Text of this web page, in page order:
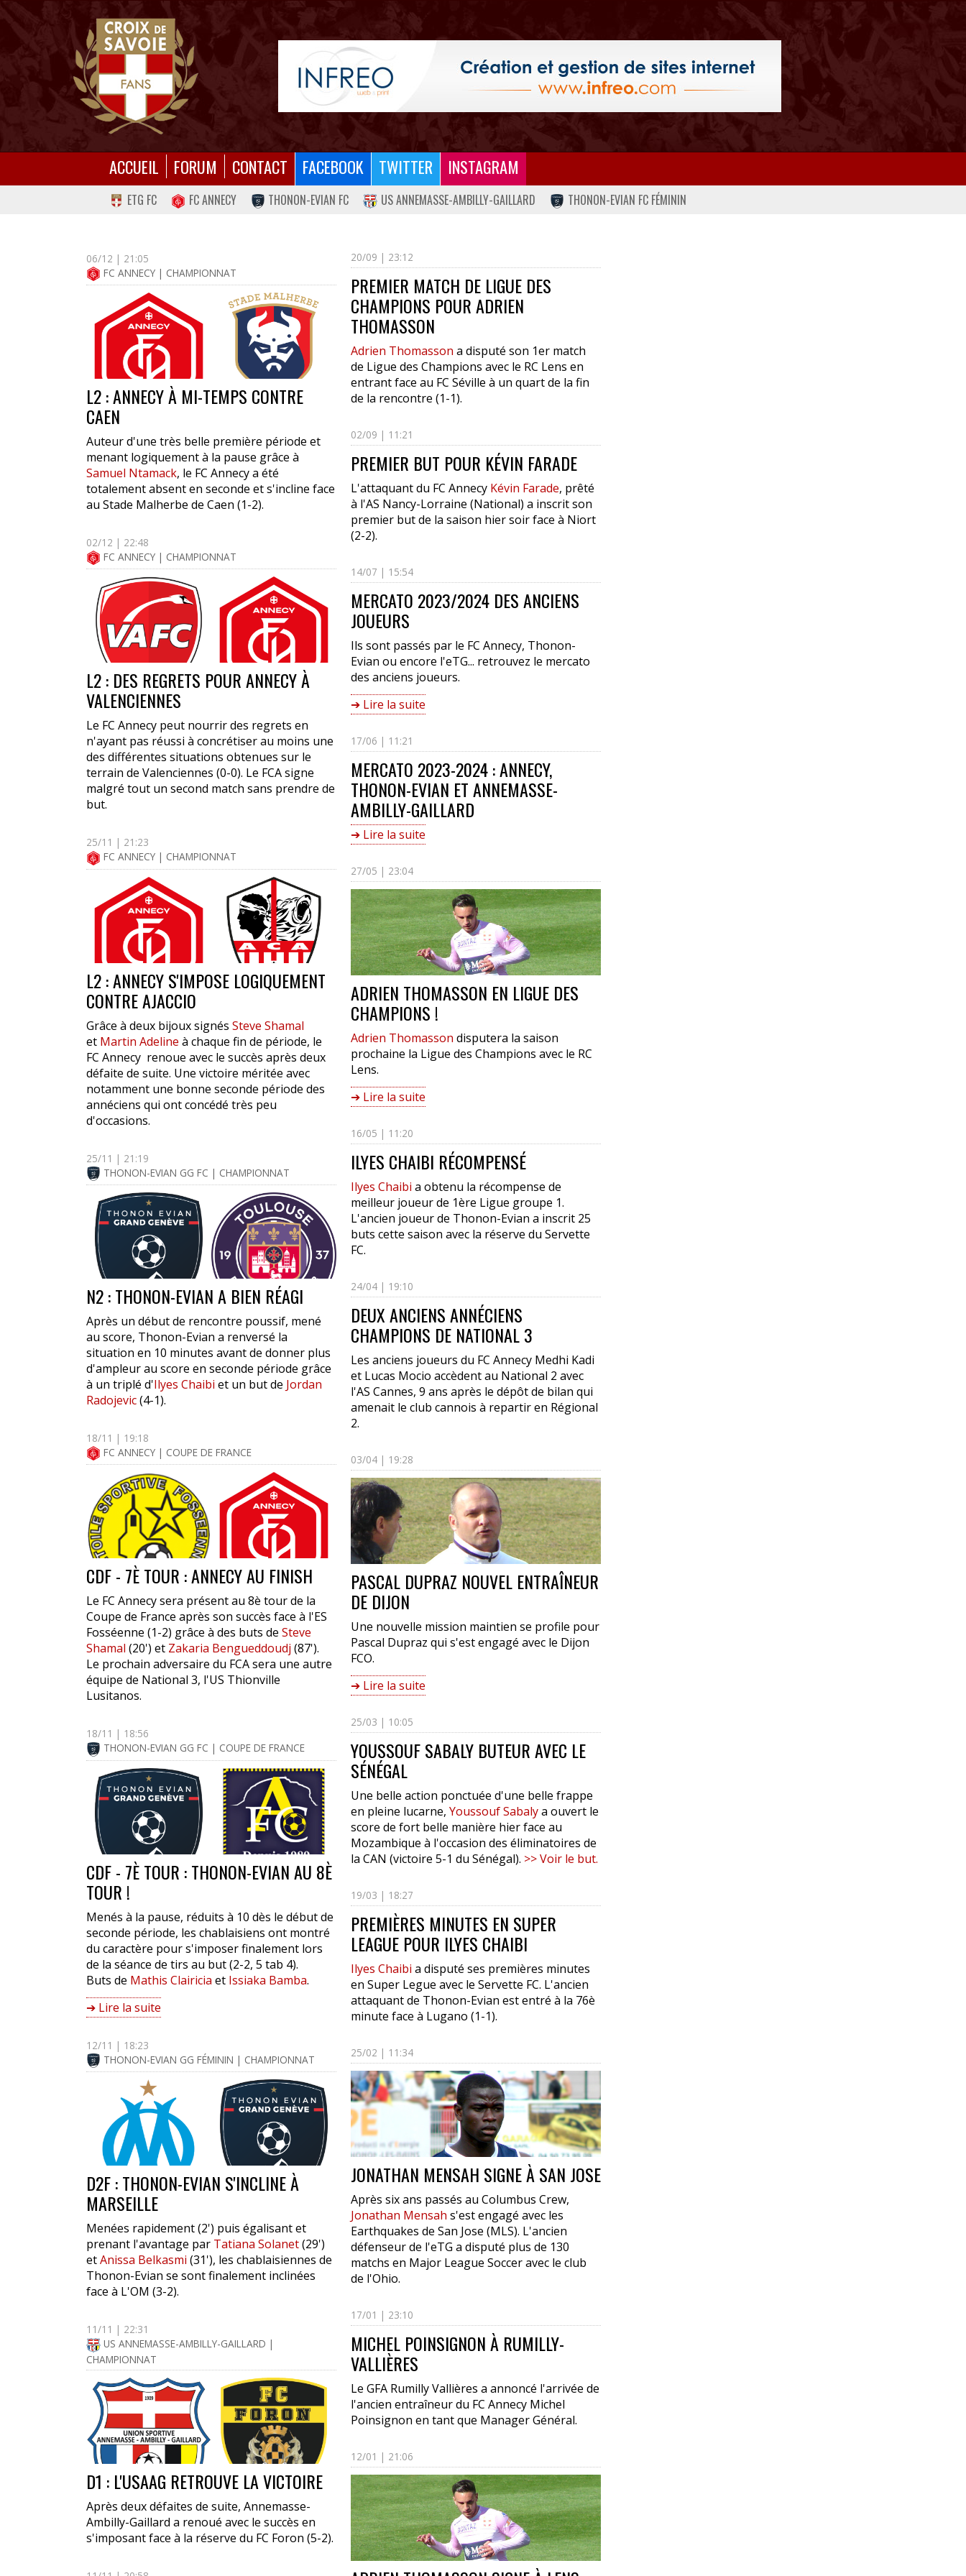
ACCUEIL FORUM CONTACT FACEBOOK TWITTER INSTAGRAM
ETG FC FC ANNECY THONON-EVIAN FC US ANNEMASSE-AMBILLY-GAILLARD THONON-EVIAN FC FÉMININ
06/12 | 21:05
FC ANNECY | CHAMPIONNAT
L2 : ANNECY À MI-TEMPS CONTRE
CAEN
Auteur d'une très belle première période et
menant logiquement à la pause grâce à
Samuel Ntamack, le FC Annecy a été
totalement absent en seconde et s'incline face
au Stade Malherbe de Caen (1-2).
02/12 | 22:48
FC ANNECY | CHAMPIONNAT
L2 : DES REGRETS POUR ANNECY À
VALENCIENNES
Le FC Annecy peut nourrir des regrets en
n'ayant pas réussi à concrétiser au moins une
des différentes situations obtenues sur le
terrain de Valenciennes (0-0). Le FCA signe
malgré tout un second match sans prendre de
but.
25/11 | 21:23
FC ANNECY | CHAMPIONNAT
L2 : ANNECY S'IMPOSE LOGIQUEMENT
CONTRE AJACCIO
Grâce à deux bijoux signés Steve Shamal
et Martin Adeline à chaque fin de période, le
FC Annecy renoue avec le succès après deux
défaite de suite. Une victoire méritée avec
notamment une bonne seconde période des
annéciens qui ont concédé très peu
d'occasions.
25/11 | 21:19
THONON-EVIAN GG FC | CHAMPIONNAT
N2 : THONON-EVIAN A BIEN RÉAGI
Après un début de rencontre poussif, mené
au score, Thonon-Evian a renversé la
situation en 10 minutes avant de donner plus
d'ampleur au score en seconde période grâce
à un triplé d'Ilyes Chaibi et un but de Jordan
Radojevic(4-1).
18/11 | 19:18
FC ANNECY | COUPE DE FRANCE
CDF - 7È TOUR : ANNECY AU FINISH
Le FC Annecy sera présent au 8è tour de la
Coupe de France après son succès face à l'ES
Fosséenne (1-2) grâce à des buts de Steve
Shamal (20') et Zakaria Bengueddoudj (87').
Le prochain adversaire du FCA sera une autre
équipe de National 3, l'US Thionville
Lusitanos.
18/11 | 18:56
THONON-EVIAN GG FC | COUPE DE FRANCE
CDF - 7È TOUR : THONON-EVIAN AU 8È
TOUR !
Menés à la pause, réduits à 10 dès le début de
seconde période, les chablaisiens ont montré
du caractère pour s'imposer finalement lors
de la séance de tirs au but (2-2, 5 tab 4).
Buts de Mathis Clairicia et Issiaka Bamba.
➔ Lire la suite
12/11 | 18:23
THONON-EVIAN GG FÉMININ | CHAMPIONNAT
D2F : THONON-EVIAN S'INCLINE À
MARSEILLE
Menées rapidement (2') puis égalisant et
prenant l'avantage par Tatiana Solanet(29')
etAnissa Belkasmi (31'), les chablaisiennes de
Thonon-Evian se sont finalement inclinées
face à L'OM (3-2).
11/11 | 22:31
US ANNEMASSE-AMBILLY-GAILLARD |
CHAMPIONNAT
D1 : L'USAAG RETROUVE LA VICTOIRE
Après deux défaites de suite, Annemasse-
Ambilly-Gaillard a renoué avec le succès en
s'imposant face à la réserve du FC Foron (5-2).
20/09 | 23:12
PREMIER MATCH DE LIGUE DES
CHAMPIONS POUR ADRIEN
THOMASSON
Adrien Thomasson a disputé son 1er match
de Ligue des Champions avec le RC Lens en
entrant face au FC Séville à un quart de la fin
de la rencontre (1-1).
02/09 | 11:21
PREMIER BUT POUR KÉVIN FARADE
L'attaquant du FC Annecy Kévin Farade, prêté
à l'AS Nancy-Lorraine (National) a inscrit son
premier but de la saison hier soir face à Niort
(2-2).
14/07 | 15:54
MERCATO 2023/2024 DES ANCIENS
JOUEURS
Ils sont passés par le FC Annecy, Thonon-
Evian ou encore l'eTG... retrouvez le mercato
des anciens joueurs.
➔ Lire la suite
17/06 | 11:21
MERCATO 2023-2024 : ANNECY,
THONON-EVIAN ET ANNEMASSE-
AMBILLY-GAILLARD
➔ Lire la suite
27/05 | 23:04
ADRIEN THOMASSON EN LIGUE DES
CHAMPIONS !
Adrien Thomasson disputera la saison
prochaine la Ligue des Champions avec le RC
Lens.
➔ Lire la suite
16/05 | 11:20
ILYES CHAIBI RÉCOMPENSÉ
Ilyes Chaibi a obtenu la récompense de
meilleur joueur de 1ère Ligue groupe 1.
L'ancien joueur de Thonon-Evian a inscrit 25
buts cette saison avec la réserve du Servette
FC.
24/04 | 19:10
DEUX ANCIENS ANNÉCIENS
CHAMPIONS DE NATIONAL 3
Les anciens joueurs du FC Annecy Medhi Kadi
et Lucas Mocio accèdent au National 2 avec
l'AS Cannes, 9 ans après le dépôt de bilan qui
amenait le club cannois à repartir en Régional
2.
03/04 | 19:28
PASCAL DUPRAZ NOUVEL ENTRAÎNEUR
DE DIJON
Une nouvelle mission maintien se profile pour
Pascal Dupraz qui s'est engagé avec le Dijon
FCO.
➔ Lire la suite
25/03 | 10:05
YOUSSOUF SABALY BUTEUR AVEC LE
SÉNÉGAL
Une belle action ponctuée d'une belle frappe
en pleine lucarne, Youssouf Sabalya ouvert le
score de fort belle manière hier face au
Mozambique à l'occasion des éliminatoires de
la CAN (victoire 5-1 du Sénégal). >> Voir le but.
19/03 | 18:27
PREMIÈRES MINUTES EN SUPER
LEAGUE POUR ILYES CHAIBI
Ilyes Chaibi a disputé ses premières minutes
en Super Legue avec le Servette FC. L'ancien
attaquant de Thonon-Evian est entré à la 76è
minute face à Lugano (1-1).
25/02 | 11:34
JONATHAN MENSAH SIGNE À SAN JOSE
Après six ans passés au Columbus Crew,
Jonathan Mensah s'est engagé avec les
Earthquakes de San Jose (MLS). L'ancien
défenseur de l'eTG a disputé plus de 130
matchs en Major League Soccer avec le club
de l'Ohio.
17/01 | 23:10
MICHEL POINSIGNON À RUMILLY-
VALLIÈRES
Le GFA Rumilly Vallières a annoncé l'arrivée de
l'ancien entraîneur du FC Annecy Michel
Poinsignon en tant que Manager Général.
12/01 | 21:06